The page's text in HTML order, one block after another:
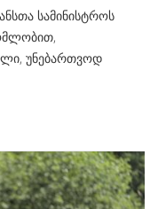
სამინისტროს
უნებართვოდ